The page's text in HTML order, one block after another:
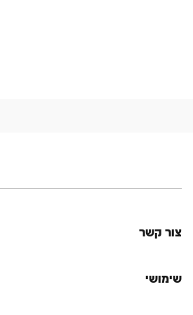
צור קשר
לשמוע!
שימושי